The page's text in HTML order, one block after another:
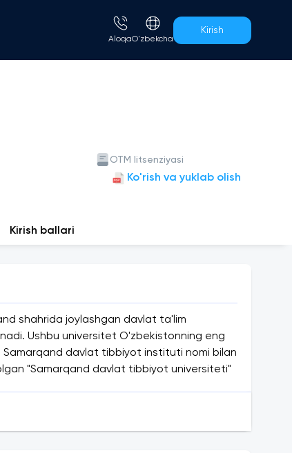
AloqaO'zbekcha
Kirish
OTM litsenziyasi
Ko'rish va yuklab olish
Kirish ballari
shahrida joylashgan davlat ta'lim
Ushbu universitet O'zbekistonning eng
davlat tibbiyot instituti nomi bilan
"Samarqand davlat tibbiyot universiteti"